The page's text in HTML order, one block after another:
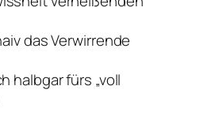
das Verwirrende
halbgar fürs „voll